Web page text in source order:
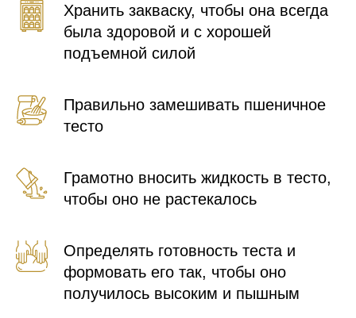
Хранить закваску, чтобы она всегда
была здоровой и с хорошей
подъемной силой
Правильно замешивать пшеничное
тесто
Грамотно вносить жидкость в тесто,
чтобы оно не растекалось
Определять готовность теста и
формовать его так, чтобы оно
получилось высоким и пышным